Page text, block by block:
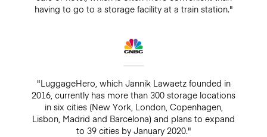
having to go to a storage facility at a train station."
"LuggageHero, which Jannik Lawaetz founded in
2016, currently has more than 300 storage locations
in six cities (New York, London, Copenhagen,
Lisbon, Madrid and Barcelona) and plans to expand
to 39 cities by January 2020."